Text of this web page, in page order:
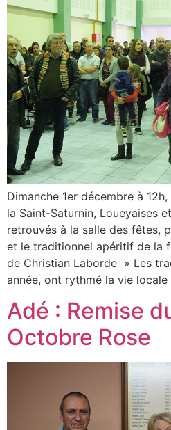
Dimanche 1er décembre à
la Saint-Saturnin, Loueyaises
retrouvés à la salle des fêtes,
et le traditionnel apéritif de la
de Christian Laborde » Les
année, ont rythmé la vie
Adé : Remise
Octobre Rose